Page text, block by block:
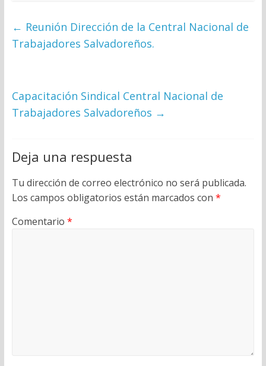
← Reunión Dirección de la Central Nacional de
Trabajadores Salvadoreños.
Capacitación Sindical Central Nacional de
Trabajadores Salvadoreños →
Deja una respuesta
Tu dirección de correo electrónico no será publicada.
Los campos obligatorios están marcados con *
Comentario *